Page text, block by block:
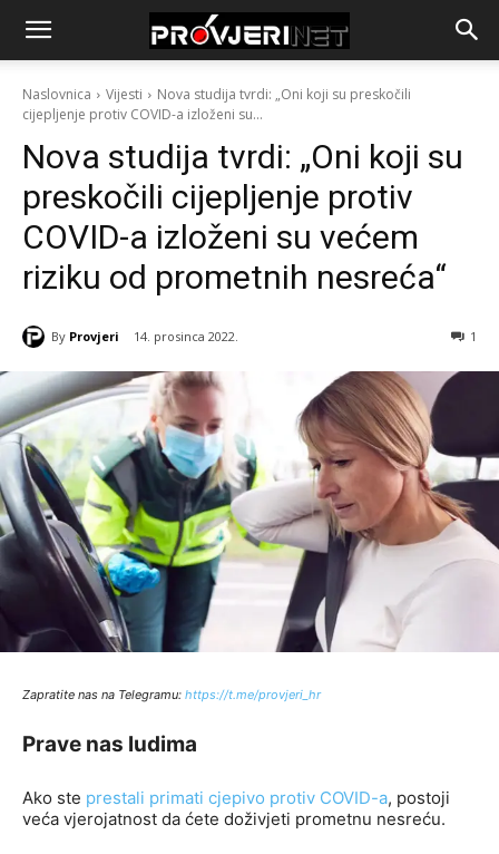
Naslovnica Vijesti
Nova studija tvrdi: „Oni koji su preskočili
cijepljenje protiv COVID-a izloženi su...
Nova studija tvrdi: „Oni koji su
preskočili cijepljenje protiv
COVID-a izloženi su većem
riziku od prometnih nesreća“
By Provjeri 14. prosinca 2022. 1
Zapratite nas na Telegramu: https://t.me/provjeri_hr
Prave nas ludima
Ako ste prestali primati cjepivo protiv COVID-a, postoji
veća vjerojatnost da ćete doživjeti prometnu nesreću.